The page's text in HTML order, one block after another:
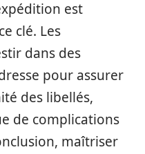
est
clé. Les
dans des
pour assurer
des libellés,
de complications
maîtriser